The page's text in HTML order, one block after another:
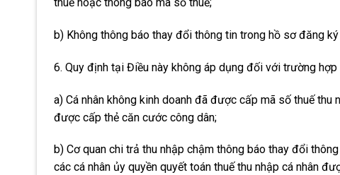
b) Không thông báo thay đổi thông tin trong hồ sơ đăng ký
6. Quy định tại Điều này không áp dụng đối với trường hợp
a) Cá nhân không kinh doanh đã được cấp mã số thuế
được cấp thẻ căn cước công dân;
b) Cơ quan chi trả thu nhập chậm thông báo thay đổi
các cá nhân ủy quyền quyết toán thuế thu nhập cá nhân